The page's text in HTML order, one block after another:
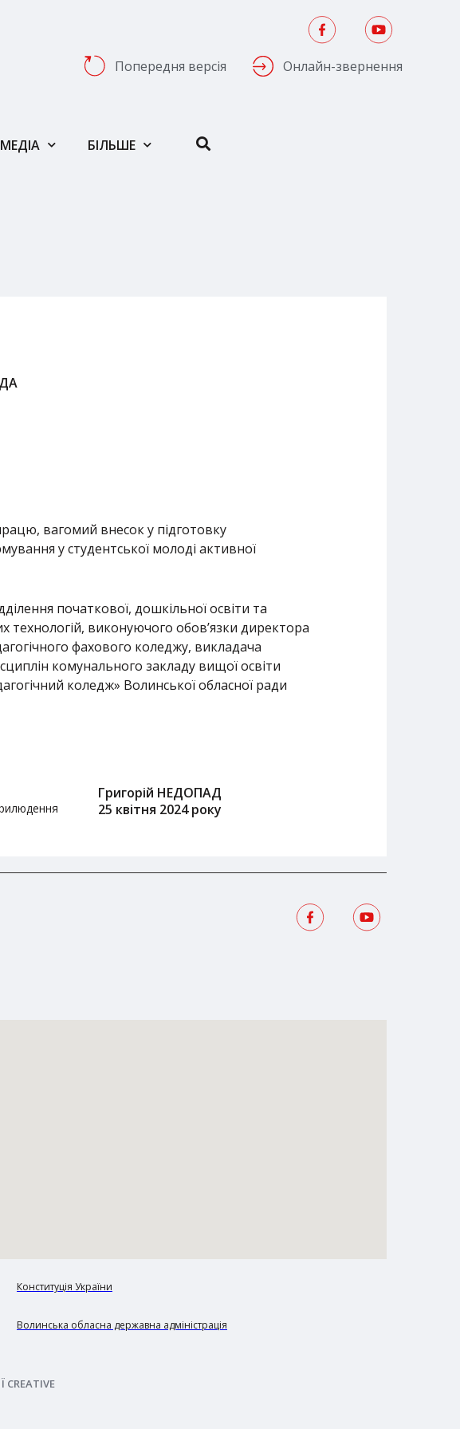
Попередня версія Онлайн-звернення
МЕДІА БІЛЬШЕ
вагомий внесок у підготовку
у студентської молоді активної
початкової, дошкільної освіти та
технологій, виконуючого обов’язки директора
фахового коледжу, викладача
комунального закладу вищої освіти
коледж» Волинської обласної ради
Григорій НЕДОПАД
25 квітня 2024 року
Конституція України
Волинська обласна державна адміністрація